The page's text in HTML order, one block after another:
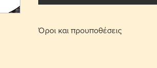
Όροι και προυποθέσεις